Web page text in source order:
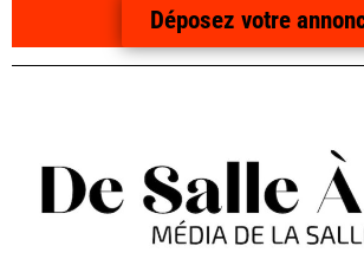
Déposez votre